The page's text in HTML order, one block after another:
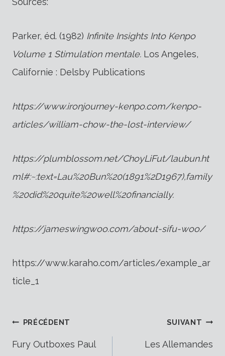
Parker, éd. (1982) Infinite Insights Into Kenpo
Volume 1 Stimulation mentale. Los Angeles,
Californie : Delsby Publications
https://www.ironjourney-kenpo.com/kenpo-
articles/william-chow-the-lost-interview/
https://plumblossom.net/ChoyLiFut/laubun.ht
ml#:~:text=Lau%20Bun%20(1891%2D1967),family
%20did%20quite%20well%20financially.
https://jameswingwoo.com/about-sifu-woo/
https://www.karaho.com/articles/example_ar
ticle_1
Navigation
PRÉCÉDENT
Fury Outboxes Paul
SUIVANT
Les Allemandes